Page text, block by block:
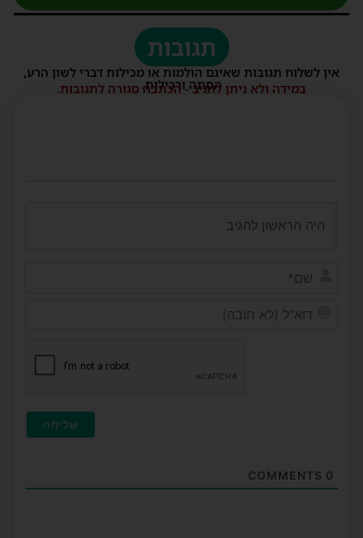
תגובות
אין לשלוח תגובות שאינם הולמות או מכילות דברי לשון הרע,
הסתה ורכילות.
במידה ולא ניתן להגיב - הכתבה סגורה לתגובות.
0